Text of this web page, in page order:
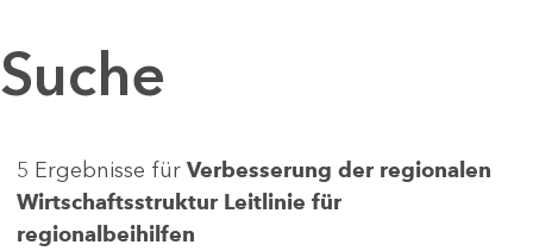
Suche
5 Ergebnisse für Verbesserung der regionalen
Wirtschaftsstruktur Leitlinie für
regionalbeihilfen